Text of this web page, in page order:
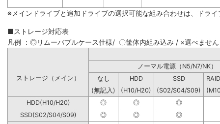
※メインドライブと追加ドライブの選択可能な組み合わせは、ドラ
■ストレージ対応表
凡例 ：◎リムーバブルケース仕様/ 〇筐体内組み込み / ×選べません
ノーマル電源（N5/
ストレージ（メイン）
なし HDD SSD
(無記入)
(H10/H20) (S02/S04/S09)
HDD(H10/H20)
◎ ◎
◎
SSD(S02/S04/S09)
◎ ◎
◎